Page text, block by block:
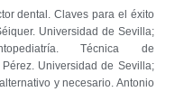
dental. Claves para el éxito
Universidad de Sevilla;
Técnica de
Universidad de Sevilla;
y necesario. Antonio